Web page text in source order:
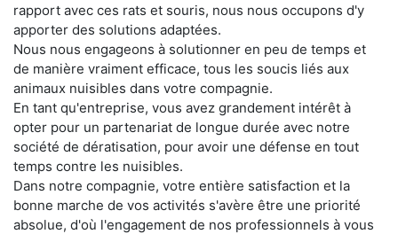
rapport avec ces rats et souris, nous nous occupons d'y
apporter des solutions adaptées.
Nous nous engageons à solutionner en peu de temps et
de manière vraiment efficace, tous les soucis liés aux
animaux nuisibles dans votre compagnie.
En tant qu'entreprise, vous avez grandement intérêt à
opter pour un partenariat de longue durée avec notre
société de dératisation, pour avoir une défense en tout
temps contre les nuisibles.
Dans notre compagnie, votre entière satisfaction et la
bonne marche de vos activités s'avère être une priorité
absolue, d'où l'engagement de nos professionnels à vous